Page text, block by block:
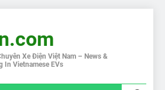
Xe Điện Việt Nam – News &
In Vietnamese EVs